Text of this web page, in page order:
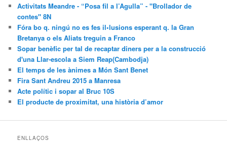
Activitats Meandre - “Posa fil a l’Agulla” - "Brollador de
contes" 8N
Fóra bo q. ningú no es fes il•lusions esperant q. la Gran
Bretanya o els Aliats treguin a Franco
Sopar benèfic per tal de recaptar diners per a la construcció
d'una Llar-escola a Siem Reap(Cambodja)
El temps de les ànimes a Món Sant Benet
Fira Sant Andreu 2015 a Manresa
Acte polític i sopar al Bruc 10S
El producte de proximitat, una història d’amor
ENLLAÇOS